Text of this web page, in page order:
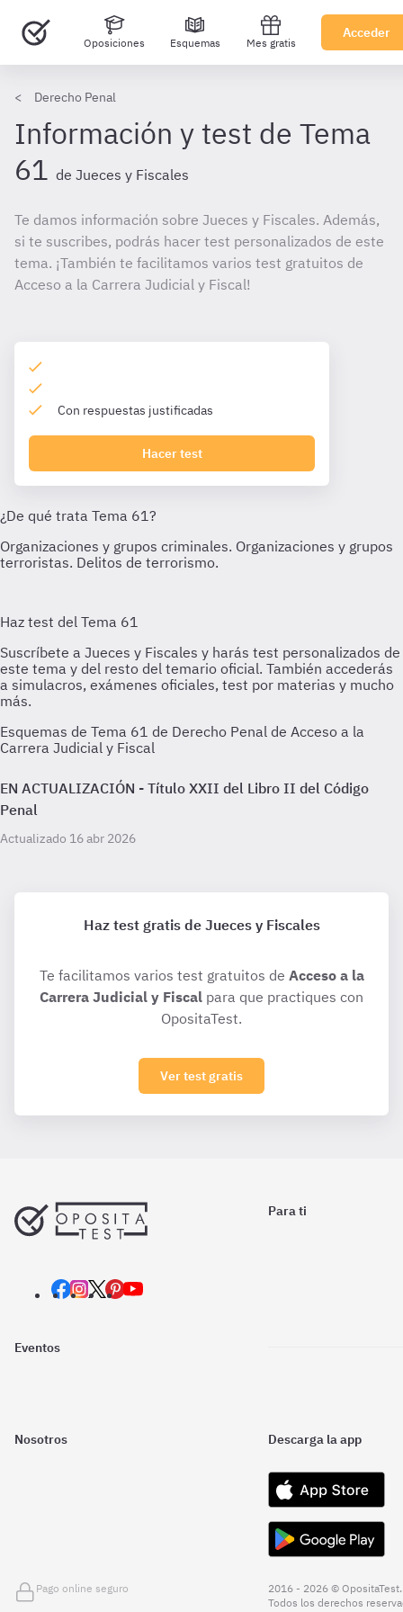
Oposiciones Esquemas Mes gratis
Acceder
Derecho Penal
Información y test de Tema
61 de Jueces y Fiscales
Te damos información sobre Jueces y Fiscales. Además,
si te suscribes, podrás hacer test personalizados de este
tema. ¡También te facilitamos varios test gratuitos de
Acceso a la Carrera Judicial y Fiscal!
Con respuestas justificadas
Hacer test
Esquemas de Tema 61 de Derecho Penal de Acceso a la
Carrera Judicial y Fiscal
EN ACTUALIZACIÓN - Título XXII del Libro II del Código
Penal
Actualizado 16 abr 2026
Haz test gratis de Jueces y Fiscales
Te facilitamos varios test gratuitos de Acceso a la
Carrera Judicial y Fiscal para que practiques con
OpositaTest.
Ver test gratis
Para ti
Eventos
Nosotros Descarga la app
Pago online seguro
2016 - 2026 © OpositaTest.
Todos los derechos